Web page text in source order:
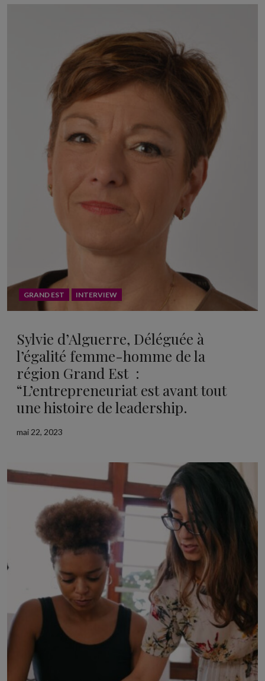
GRAND EST INTERVIEW
Sylvie d’Alguerre, Déléguée à
l’égalité femme-homme de la
région Grand Est :
“L’entrepreneuriat est avant tout
une histoire de leadership.
mai 22, 2023